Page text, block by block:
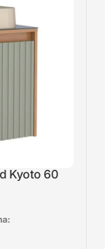
Kyoto 60